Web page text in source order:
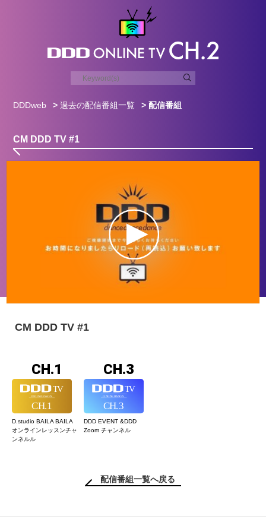
DDDweb >過去の配信番組一覧 > 配信番組
CM DDD TV #1
CM DDD TV #1
CH.1
D.studio BAILA BAILA
オンラインレッスンチャ
ンネルル
CH.3
DDD EVENT &DDD
Zoom チャンネル
配信番組一覧へ戻る